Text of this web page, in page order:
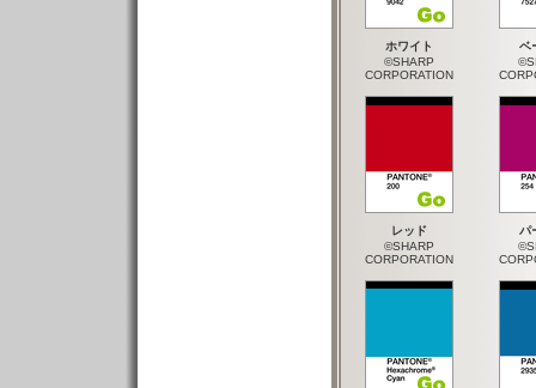
ホワイト
©SHARP
CORPORATION
ベ
レッド
©SHARP
CORPORATION
パ